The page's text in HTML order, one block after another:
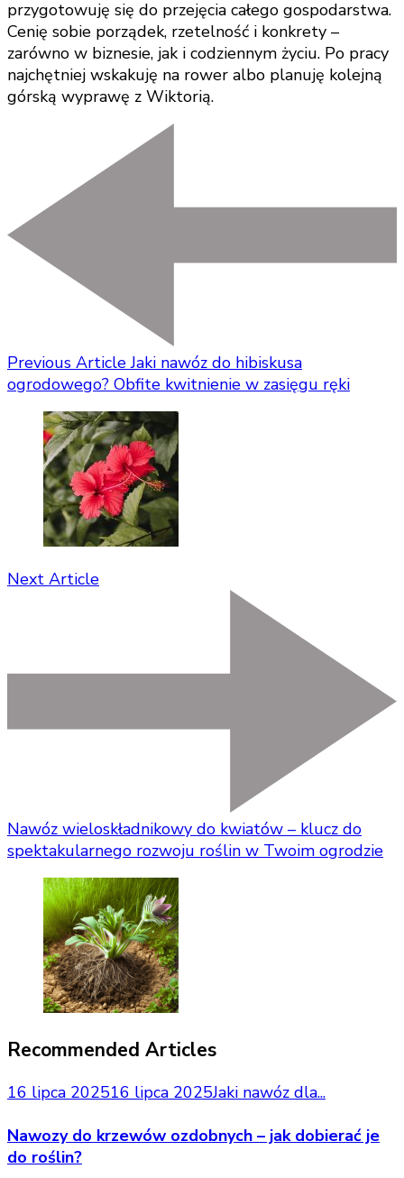
przygotowuję się do przejęcia całego gospodarstwa.
Cenię sobie porządek, rzetelność i konkrety –
zarówno w biznesie, jak i codziennym życiu. Po pracy
najchętniej wskakuję na rower albo planuję kolejną
górską wyprawę z Wiktorią.
Previous Article Jaki nawóz do hibiskusa
ogrodowego? Obfite kwitnienie w zasięgu ręki
Next Article
Nawóz wieloskładnikowy do kwiatów – klucz do
spektakularnego rozwoju roślin w Twoim ogrodzie
Recommended Articles
16 lipca 202516 lipca 2025Jaki nawóz dla...
Nawozy do krzewów ozdobnych – jak dobierać je
do roślin?